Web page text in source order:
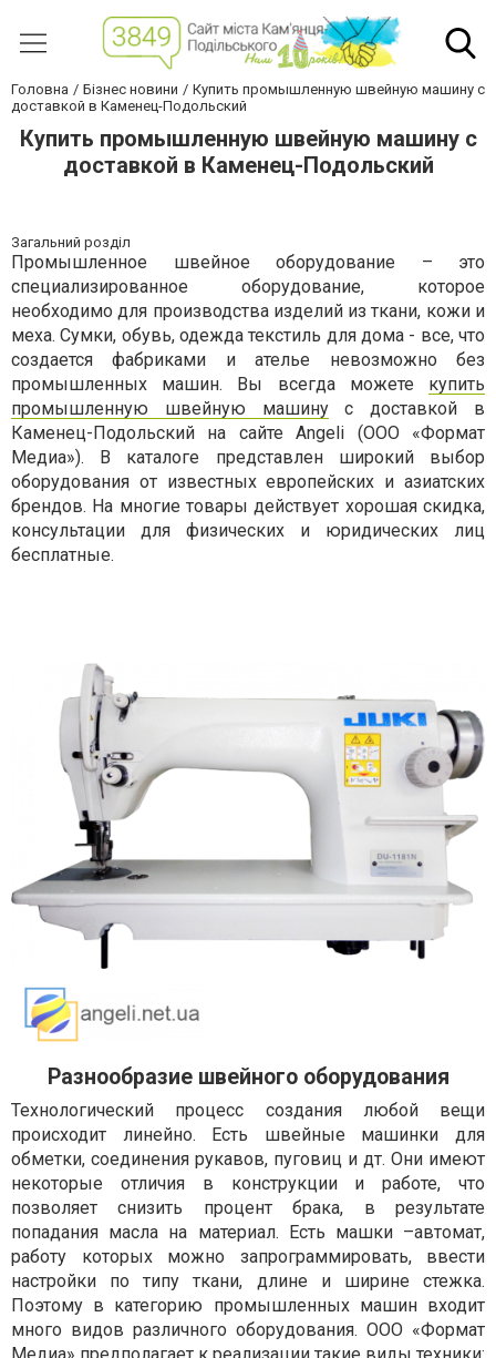
Головна Бізнес новини
Купить промышленную швейную машину с
доставкой в Каменец-Подольский
Купить промышленную швейную машину с
доставкой в Каменец-Подольский
Загальний розділ
Промышленное швейное оборудование – это
специализированное оборудование, которое
необходимо для производства изделий из ткани, кожи и
меха. Сумки, обувь, одежда текстиль для дома - все, что
создается фабриками и ателье невозможно без
промышленных машин. Вы всегда можете купить
промышленную швейную машинус доставкой в
Каменец-Подольский на сайтеAngeli (ООО «Формат
Медиа»). В каталоге представлен широкий выбор
оборудования от известных европейских и азиатских
брендов. На многие товары действует хорошая скидка,
консультации для физических и юридических лиц
бесплатные.
Разнообразие швейного оборудования
Технологический процесс создания любой вещи
происходит линейно. Есть швейные машинки для
обметки, соединения рукавов, пуговиц и дт. Они имеют
некоторые отличия в конструкции и работе, что
позволяет снизить процент брака, в результате
попадания масла на материал. Есть машки –автомат,
работу которых можно запрограммировать, ввести
настройки по типу ткани, длине и ширине стежка.
Поэтому в категорию промышленных машин входит
много видов различного оборудования. ООО «Формат